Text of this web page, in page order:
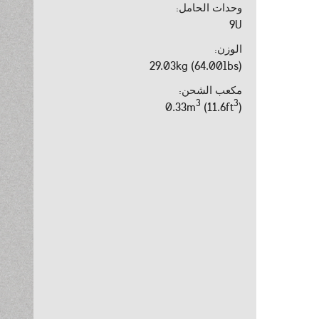
وحدات الحامل:
9U
الوزن:
29.03kg (64.00lbs)
مكعب الشحن:
0.33m3 (11.6ft3)